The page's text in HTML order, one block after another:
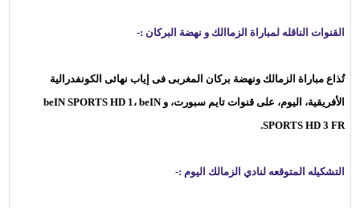
القنوات الناقله لمباراة الزماالك و نهضة البركان :-
تُذاع مباراة الزمالك ونهضة بركان المغربى فى إياب نهائى الكونفدرالية
الأفريقية، اليوم، على قنوات تايم سبورت، و beIN SPORTS HD 1، beIN
SPORTS HD 3 FR.
التشكيله المتوقعه لنادي الزمالك اليوم :-